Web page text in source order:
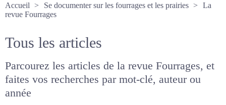
Accueil
Se documenter sur les fourrages et les prairies
La revue Fourrages
Tous les articles
Parcourez les articles de la revue Fourrages, et
faites vos recherches par mot-clé, auteur ou
année